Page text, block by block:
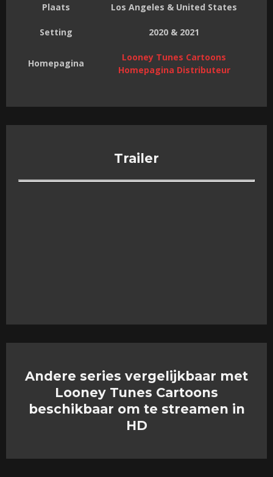
Plaats Los Angeles & United States
Setting 2020 & 2021
Homepagina
Looney Tunes Cartoons
Homepagina Distributeur
Trailer
Andere series vergelijkbaar met
Looney Tunes Cartoons
beschikbaar om te streamen in
HD